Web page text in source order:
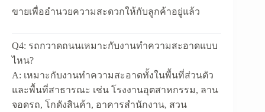
ขายเพื่ออำนวยความสะดวกให้กับลูกค้าอยู่แล้ว
Q4: รถกวาดถนนเหมาะกับงานทำความสะอาดแบบ
ไหน?
A: เหมาะกับงานทำความสะอาดทั้งในพื้นที่ส่วนตัว
และพื้นที่สาธารณะ เช่น โรงงานอุตสาหกรรม, ลาน
จอดรถ, โกดังสินค้า, อาคารสำนักงาน, สวน